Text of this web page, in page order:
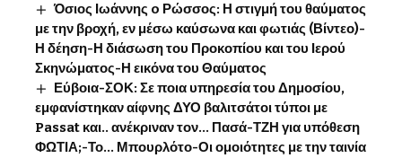
Όσιος Ιωάννης o Ρώσσος: Η στιγμή του θαύματος
με την βροχή, εν μέσω καύσωνα και φωτιάς (Βίντεο)-
Η δέηση-Η διάσωση του Προκοπίου και του Ιερού
Σκηνώματος-Η εικόνα του Θαύματος
Εύβοια-ΣΟΚ: Σε ποια υπηρεσία του Δημοσίου,
εμφανίστηκαν αίφνης ΔΥΟ βαλιτσάτοι τύποι με
Passat και.. ανέκριναν τον… Πασά-ΤΖΗ για υπόθεση
ΦΩΤΙΑ;-Το… Μπουρλότο-Οι ομοιότητες με την ταινία